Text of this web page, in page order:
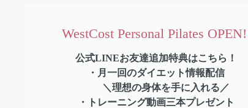
WestCost Personal Pilates
公式LINEお友達追加特典はこちら！
・月一回のダイエット情報配信
＼理想の身体を手に入れる／
・トレーニング動画三本プレゼント